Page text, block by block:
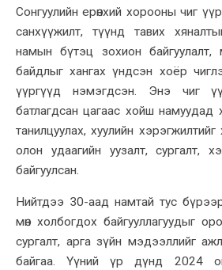
Сонгуулийн ерөнхий хорооны чиг
санхүүжилт, түүнд тавих
намын бүтэц зохион
байдлыг хангах үндсэн хоёр
үүргүүд нэмэгдсэн. Энэ чиг
батлагдсан цагаас хойш намуудад
танилцуулах, хуулийн хэрэгжилтийг
олон удаагийн уузалт, сургалт,
байгуулсан.
Нийтдээ 30-аад намтай тус
мөн холбогдох байгууллагуудыг
сургалт, арга зүйн мэдээллийг
байгаа. Үүний үр дүнд 2024